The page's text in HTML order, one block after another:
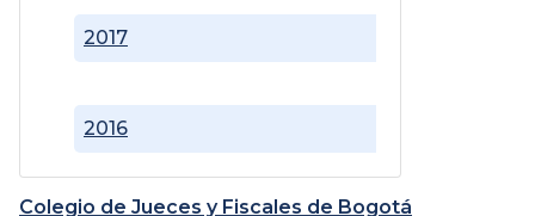
2016
2017
Colegio de Jueces y Fiscales de Bogotá